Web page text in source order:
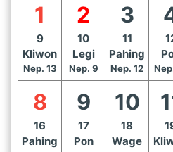
1
9
Kliwon
Nep. 13
2
10
Legi
Nep. 9
3
11
Pahing
Nep. 12
8
16
Pahing
9
17
Pon
10
18
Wage